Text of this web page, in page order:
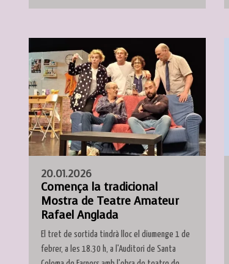
20.01.2026
Comença la tradicional
Mostra de Teatre Amateur
Rafael Anglada
El tret de sortida tindrà lloc el diumenge 1 de
febrer, a les 18.30 h, a l'Auditori de Santa